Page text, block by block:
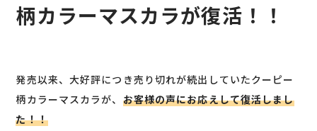
柄カラーマスカラが復活！！
発売以来、大好評につき売り切れが続出していたクーピー
柄カラーマスカラが、 お客様の声にお応えして復活しまし
た！！